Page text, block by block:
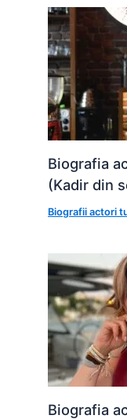
Biografia
(Kadir din
Biografii actori
Biografia